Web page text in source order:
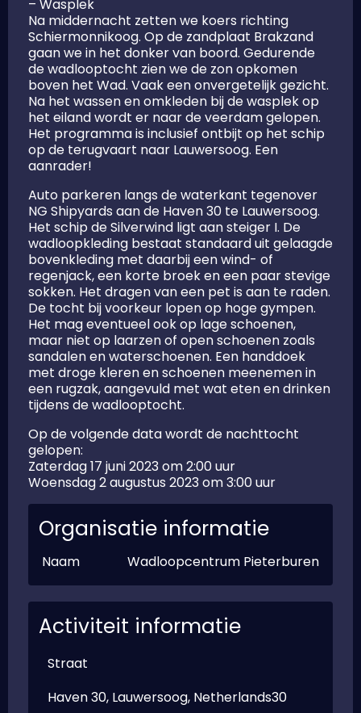
– Wasplek
Na middernacht zetten we koers richting
Schiermonnikoog. Op de zandplaat Brakzand
gaan we in het donker van boord. Gedurende
de wadlooptocht zien we de zon opkomen
boven het Wad. Vaak een onvergetelijk gezicht.
Na het wassen en omkleden bij de wasplek op
het eiland wordt er naar de veerdam gelopen.
Het programma is inclusief ontbijt op het schip
op de terugvaart naar Lauwersoog. Een
aanrader!
Auto parkeren langs de waterkant tegenover
NG Shipyards aan de Haven 30 te Lauwersoog.
Het schip de Silverwind ligt aan steiger I. De
wadloopkleding bestaat standaard uit gelaagde
bovenkleding met daarbij een wind- of
regenjack, een korte broek en een paar stevige
sokken. Het dragen van een pet is aan te raden.
De tocht bij voorkeur lopen op hoge gympen.
Het mag eventueel ook op lage schoenen,
maar niet op laarzen of open schoenen zoals
sandalen en waterschoenen. Een handdoek
met droge kleren en schoenen meenemen in
een rugzak, aangevuld met wat eten en drinken
tijdens de wadlooptocht.
Op de volgende data wordt de nachttocht
gelopen:
Zaterdag 17 juni 2023 om 2:00 uur
Woensdag 2 augustus 2023 om 3:00 uur
Organisatie informatie
Naam Wadloopcentrum Pieterburen
Activiteit informatie
Straat
Haven 30, Lauwersoog, Netherlands30